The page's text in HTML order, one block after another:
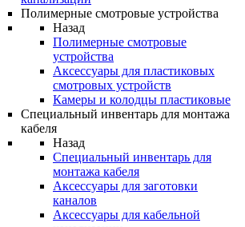
Полимерные смотровые устройства
Назад
Полимерные смотровые
устройства
Аксессуары для пластиковых
смотровых устройств
Камеры и колодцы пластиковые
Специальный инвентарь для монтажа
кабеля
Назад
Специальный инвентарь для
монтажа кабеля
Аксессуары для заготовки
каналов
Аксессуары для кабельной